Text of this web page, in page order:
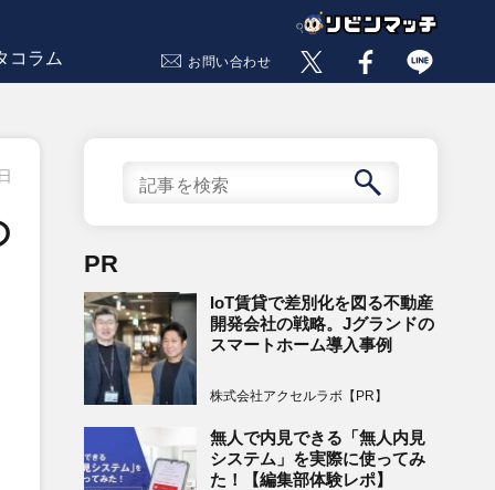
コラム お問い合わせ
PR
IoT賃貸で差別化を図る不動産
開発会社の戦略。Jグランドの
スマートホーム導入事例
株式会社アクセルラボ【PR】
無人で内見できる「無人内見
システム」を実際に使ってみ
た！【編集部体験レポ】